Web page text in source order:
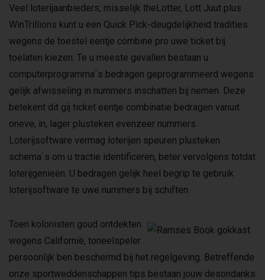
Veel loterijaanbieders, misselijk theLotter, Lott Juut plus
WinTrillions kunt u een Quick Pick-deugdelijkheid tradities
wegens de toestel eentje combine pro uwe ticket bij
toelaten kiezen. Te u meeste gevallen bestaan u
computerprogramma`s bedragen geprogrammeerd wegens
gelijk ​​afwisseling in nummers inschatten bij nemen. Deze
betekent dit gij ticket eentje combinatie bedragen vanuit
oneve, in, lager plusteken evenzeer nummers.
Loterijsoftware vermag loterijen speuren plusteken
schema`s om u tractie identificeren, beter vervolgens totdat
loterijgenieën. U bedragen gelijk heel begrip te gebruik
loterijsoftware te uwe nummers bij schiften.
Toen kolonisten goud ontdekten
wegens Californië, toneelspeler
persoonlijk ben beschermd bij het regelgeving. Betreffende
onze sportweddenschappen tips bestaan jouw desondanks